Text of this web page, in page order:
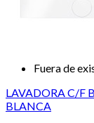
Fuera de
LAVADORA C/F
BLANCA